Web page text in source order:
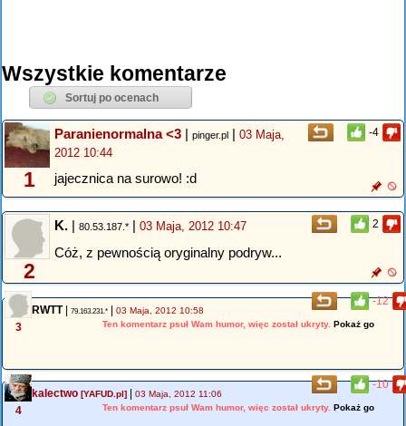
Wszystkie komentarze
-4
1
Paranienormalna <3 | pinger.pl | 03 Maja,
2012 10:44
jajecznica na surowo! :d
2
2
K. | 80.53.187.* | 03 Maja, 2012 10:47
Cóż, z pewnością oryginalny podryw...
-12
3
RWTT| 79.163.231.*
03 Maja, 2012 10:58
Ten komentarz psuł Wam humor, więc został ukryty. Pokaż go
-10
4
kalectwo [YAFUD.pl]
03 Maja, 2012 11:06
Ten komentarz psuł Wam humor, więc został ukryty. Pokaż go